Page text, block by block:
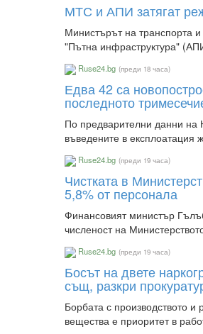
МТС и АПИ затягат
Министърът на транспорта
"Пътна инфраструктура"
Ruse24.bg (преди 18 часа)
Едва 42 са
последното
По предварителни данни на
въведените в
Ruse24.bg (преди 19 часа)
Чистката в
5,8% от персонала
Финансовият министър
численост на
Ruse24.bg (преди 19 часа)
Босът на двете
същ, разкри
Борбата с производството и
вещества е приоритет в